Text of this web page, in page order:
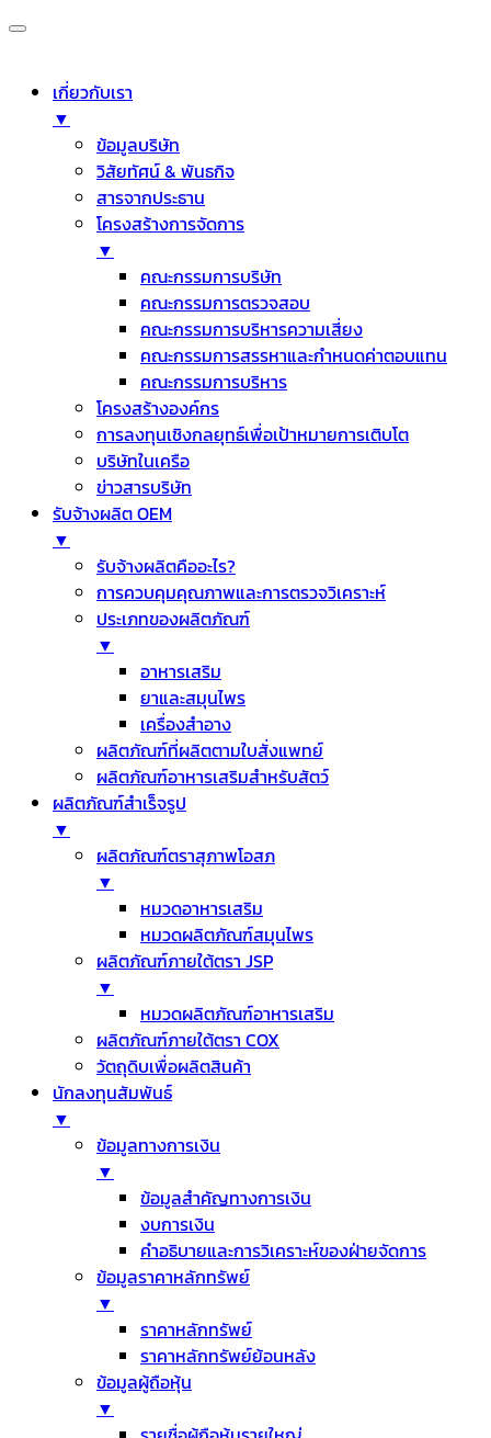
เกี่ยวกับเรา
▼
ข้อมูลบริษัท
วิสัยทัศน์ & พันธกิจ
สารจากประธาน
โครงสร้างการจัดการ
▼
คณะกรรมการบริษัท
คณะกรรมการตรวจสอบ
คณะกรรมการบริหารความเสี่ยง
คณะกรรมการสรรหาและกำหนดค่าตอบแทน
คณะกรรมการบริหาร
โครงสร้างองค์กร
การลงทุนเชิงกลยุทธ์เพื่อเป้าหมายการเติบโต
บริษัทในเครือ
ข่าวสารบริษัท
รับจ้างผลิต OEM
▼
รับจ้างผลิตคืออะไร?
การควบคุมคุณภาพและการตรวจวิเคราะห์
ประเภทของผลิตภัณฑ์
▼
อาหารเสริม
ยาและสมุนไพร
เครื่องสำอาง
ผลิตภัณฑ์ที่ผลิตตามใบสั่งแพทย์
ผลิตภัณฑ์อาหารเสริมสำหรับสัตว์
ผลิตภัณฑ์สำเร็จรูป
▼
ผลิตภัณฑ์ตราสุภาพโอสภ
▼
หมวดอาหารเสริม
หมวดผลิตภัณฑ์สมุนไพร
ผลิตภัณฑ์ภายใต้ตรา JSP
▼
หมวดผลิตภัณฑ์อาหารเสริม
ผลิตภัณฑ์ภายใต้ตรา COX
วัตถุดิบเพื่อผลิตสินค้า
นักลงทุนสัมพันธ์
▼
ข้อมูลทางการเงิน
▼
ข้อมูลสำคัญทางการเงิน
งบการเงิน
คำอธิบายและการวิเคราะห์ของฝ่ายจัดการ
ข้อมูลราคาหลักทรัพย์
▼
ราคาหลักทรัพย์
ราคาหลักทรัพย์ย้อนหลัง
ข้อมูลผู้ถือหุ้น
▼